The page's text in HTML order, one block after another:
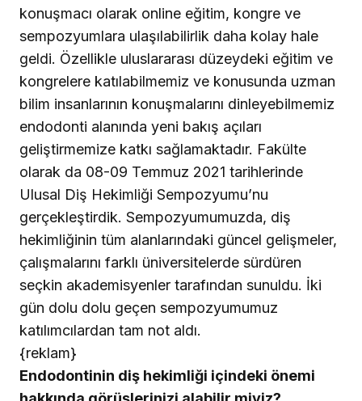
konuşmacı olarak online eğitim, kongre ve
sempozyumlara ulaşılabilirlik daha kolay hale
geldi. Özellikle uluslararası düzeydeki eğitim ve
kongrelere katılabilmemiz ve konusunda uzman
bilim insanlarının konuşmalarını dinleyebilmemiz
endodonti alanında yeni bakış açıları
geliştirmemize katkı sağlamaktadır. Fakülte
olarak da 08-09 Temmuz 2021 tarihlerinde
Ulusal Diş Hekimliği Sempozyumu’nu
gerçekleştirdik. Sempozyumumuzda, diş
hekimliğinin tüm alanlarındaki güncel gelişmeler,
çalışmalarını farklı üniversitelerde sürdüren
seçkin akademisyenler tarafından sunuldu. İki
gün dolu dolu geçen sempozyumumuz
katılımcılardan tam not aldı.
{reklam}
Endodontinin diş hekimliği içindeki önemi